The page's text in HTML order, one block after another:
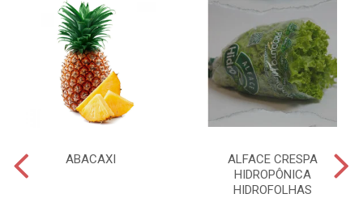
ABACAXI
ALFACE CRESPA
HIDROPÔNICA
HIDROFOLHAS